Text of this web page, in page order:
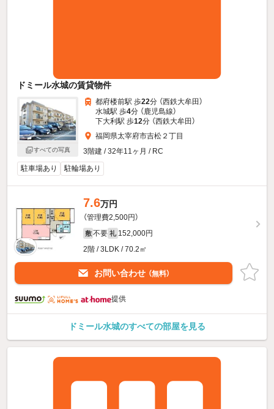
ドミール水城の賃貸物件
すべての写真
都府楼前駅 歩22分 （西鉄大牟田）
水城駅 歩4分 （鹿児島線）
下大利駅 歩12分 （西鉄大牟田）
福岡県太宰府市吉松２丁目
3階建 / 32年11ヶ月 / RC
駐車場あり
駐輪場あり
7.6万円
（管理費2,500円）
敷 不要 礼 152,000円
2階 / 3LDK / 70.2㎡
お問い合わせ （無料）
提供
ドミール水城のすべての部屋を見る